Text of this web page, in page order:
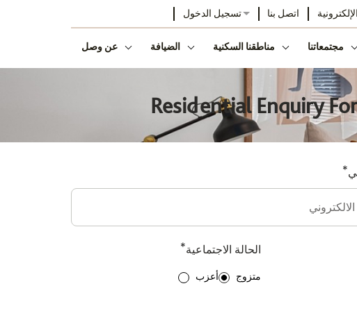
اتصل بنا تسجيل الدخول
مجتمعاتنا مناطقنا السكنية الضيافة عن وصل
Residential Enquiry
*
الحالة الاجتماعية*
متزوج أعزب